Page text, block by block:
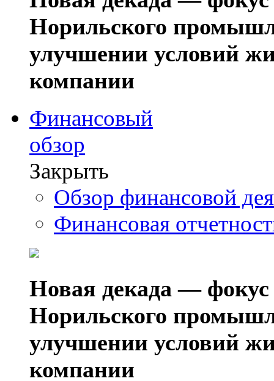
Норильского
улучшении условий
компании
Финансовый
обзор
Закрыть
Обзор финансовой
Финансовая
Новая декада — фокус
Норильского
улучшении условий
компании